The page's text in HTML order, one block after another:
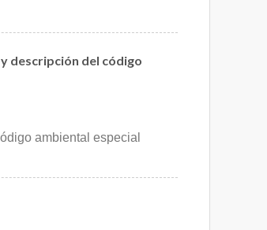
descripción del código
ambiental especial